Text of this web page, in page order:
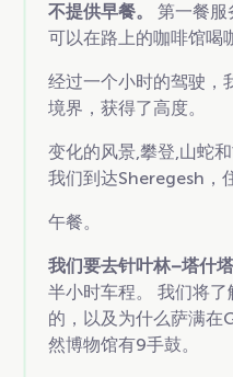
不提供早餐。 第一餐服
可以在路上的咖啡馆喝
经过一个小时的驾驶，
境界，获得了高度。
变化的风景,攀登,山蛇
我们到达Sheregesh，
午餐。
我们要去针叶林–塔什
半小时车程。 我们将
的，以及为什么萨满
然博物馆有9手鼓。